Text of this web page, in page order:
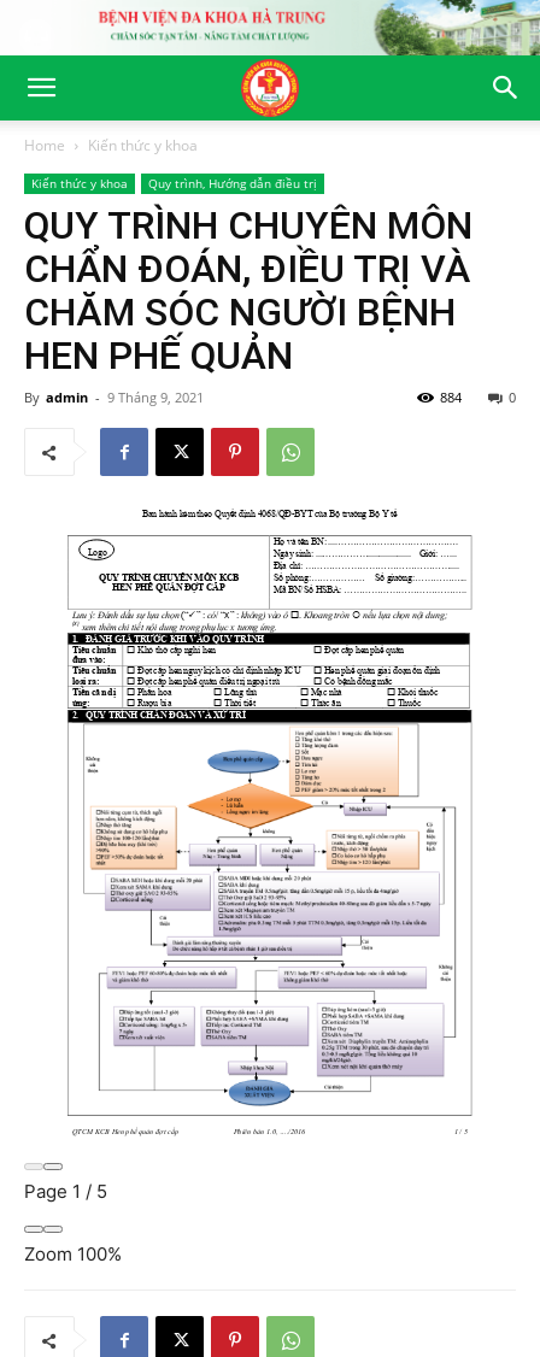
Home Kiến thức y khoa
Kiến thức y khoa Quy trình, Hướng dẫn điều trị
QUY TRÌNH CHUYÊN MÔN
CHẨN ĐOÁN, ĐIỀU TRỊ VÀ
CHĂM SÓC NGƯỜI BỆNH
HEN PHẾ QUẢN
By admin - 9 Tháng 9, 2021 0
884
Page 1 / 5
Zoom 100%